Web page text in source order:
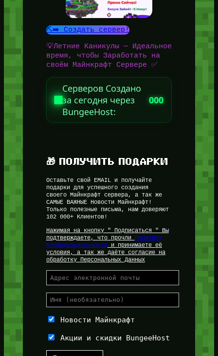
⛏️➡️ Создать сервер!
💡Летние Каникулы — Идеальное
время, чтобы Заработать на
своём Майнкрафт Сервере ✅
Серверов Создано
за сегодня через
BungeeHost:
000
🎁 ПОЛУЧИТЬ ПОДАРКИ
Оставьте свой EMAIL и получайте
подарки для успешного создания
своего Майнкрафт сервера, а так же
САМЫЕ ВАЖНЫЕ Новости Майнкрафт!
Только полезные письма, нам доверяют
102 000+ Клиентов!
Нажимая на кнопку " Подписаться " Вы
подтверждаете, что прочли Политику
Конфиденциальностии принимаете её
условия, а так же даёте согласие на
обработку Персональных Данных
Новости Майнкрафт
Акции и скидки BungeeHost